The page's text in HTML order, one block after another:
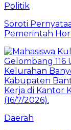
Politik
Soroti
Pemerintah
Daerah